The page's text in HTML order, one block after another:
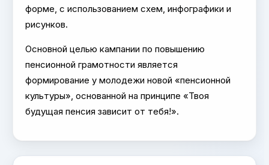
форме, с использованием схем, инфографики и
рисунков.
Основной целью кампании по повышению
пенсионной грамотности является
формирование у молодежи новой «пенсионной
культуры», основанной на принципе «Твоя
будущая пенсия зависит от тебя!».